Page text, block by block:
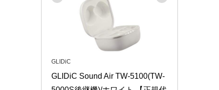
GLIDiC
GLIDiC Sound Air TW-5100(TW-